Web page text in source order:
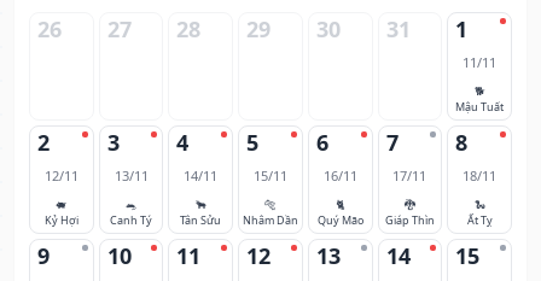
26 27 28 29 30 31 1
11/11
🐕
Mậu Tuất
2
12/11
🐖
Kỷ Hợi
3
13/11
🐀
Canh Tý
4
14/11
🐂
Tân Sửu
5
15/11
🐅
Nhâm Dần
6
16/11
🐈
Quý Mão
7
17/11
🐉
Giáp Thìn
8
18/11
🐍
Ất Tỵ
9 10 11 12 13 14 15